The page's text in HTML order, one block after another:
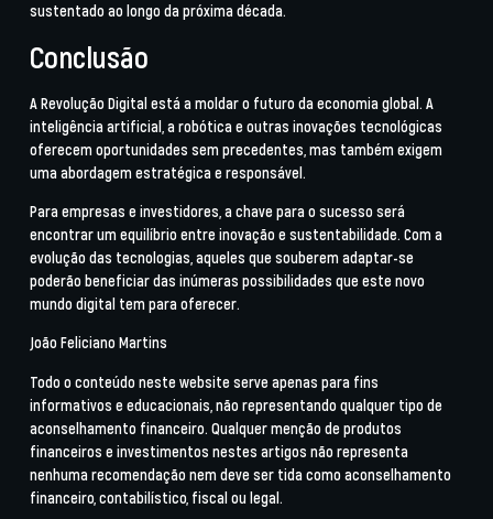
sustentado ao longo da próxima década.
Conclusão
A Revolução Digital está a moldar o futuro da economia global. A
inteligência artificial, a robótica e outras inovações tecnológicas
oferecem oportunidades sem precedentes, mas também exigem
uma abordagem estratégica e responsável.
Para empresas e investidores, a chave para o sucesso será
encontrar um equilíbrio entre inovação e sustentabilidade. Com a
evolução das tecnologias, aqueles que souberem adaptar-se
poderão beneficiar das inúmeras possibilidades que este novo
mundo digital tem para oferecer.
João Feliciano Martins
Todo o conteúdo neste website serve apenas para fins
informativos e educacionais, não representando qualquer tipo de
aconselhamento financeiro. Qualquer menção de produtos
financeiros e investimentos nestes artigos não representa
nenhuma recomendação nem deve ser tida como aconselhamento
financeiro, contabilístico, fiscal ou legal.